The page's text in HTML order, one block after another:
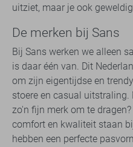
uitziet, maar je ook
De merken bij Sans
Bij Sans werken we alleen
is daar één van. Dit
om zijn eigentijdse en
stoere en casual
zo'n fijn merk om te
comfort en kwaliteit staan
hebben een perfecte